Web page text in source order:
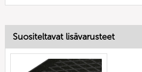
Suositeltavat lisävarusteet